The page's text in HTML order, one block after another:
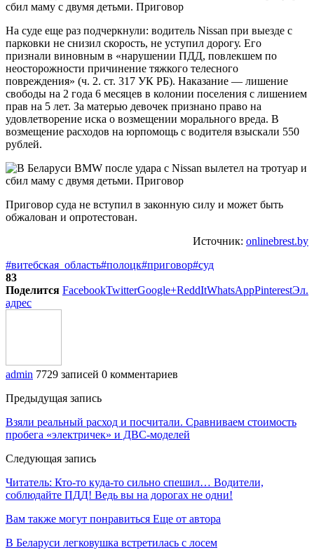
На суде еще раз подчеркнули: водитель Nissan при выезде с
парковки не снизил скорость, не уступил дорогу. Его
признали виновным в «нарушении ПДД, повлекшем по
неосторожности причинение тяжкого телесного
повреждения» (ч. 2. ст. 317 УК РБ). Наказание — лишение
свободы на 2 года 6 месяцев в колонии поселения с лишением
прав на 5 лет. За матерью девочек признано право на
удовлетворение иска о возмещении морального вреда. В
возмещение расходов на юрпомощь с водителя взыскали 550
рублей.
Приговор суда не вступил в законную силу и может быть
обжалован и опротестован.
Источник: onlinebrest.by
#витебская_область#полоцк#приговор#суд
83
Поделится FacebookTwitterGoogle+ReddItWhatsAppPinterestЭл.
адрес
admin 7729 записей 0 комментариев
Предыдущая запись
Взяли реальный расход и посчитали. Сравниваем стоимость
пробега «электричек» и ДВС-моделей
Следующая запись
Читатель: Кто-то куда-то сильно спешил… Водители,
соблюдайте ПДД! Ведь вы на дорогах не одни!
Вам также могут понравиться Еще от автора
В Беларуси легковушка встретилась с лосем